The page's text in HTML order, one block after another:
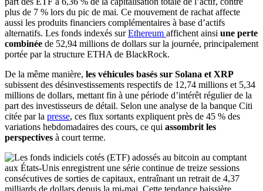
plus de 7 % lors du pic de mai. Ce mouvement de rachat affecte
aussi les produits financiers complémentaires à base d’actifs
alternatifs. Les fonds indexés surEthereum affichent ainsi une perte
combinée de 52,94 millions de dollars sur la journée, principalement
portée par la structure ETHA de BlackRock.
De la même manière, les véhicules basés sur Solana et XRP
subissent des désinvestissements respectifs de 12,74 millions et 5,34
millions de dollars, mettant fin à une période d’intérêt régulier de la
part des investisseurs de détail. Selon une analyse de la banque Citi
citée par la presse, ces flux sortants expliquent près de 45 % des
variations hebdomadaires des cours, ce qui assombrit les
perspectives à court terme.